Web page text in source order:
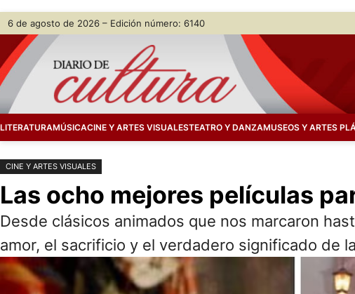
Saltar
contenido
Skip
content
6 de agosto de 2026 – Edición número: 6140
LITERATURAMÚSICACINE Y ARTES VISUALESTEATRO Y DANZAMUSEOS Y ARTES
CINE Y ARTES VISUALES
Las ocho mejores películas
Desde clásicos animados que nos marcaron
amor, el sacrificio y el verdadero significado de